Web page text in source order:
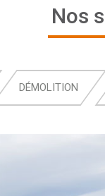
Nos
DÉMOLITION